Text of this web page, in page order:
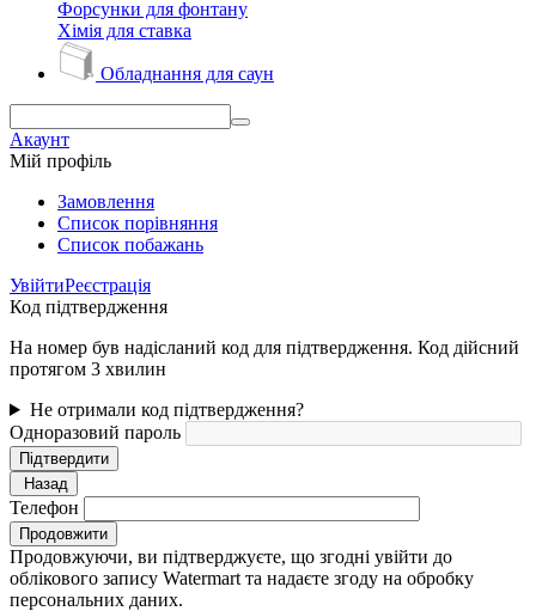
Форсунки для фонтану
Хімія для ставка
Обладнання для саун
Акаунт
Мій профіль
Замовлення
Cписок порівняння
Список побажань
УвійтиРеєстрація
Код підтвердження
На номер був надісланий код для підтвердження. Код дійсний
протягом 3 хвилин
Не отримали код підтвердження?
Одноразовий пароль
Підтвердити
Назад
Телефон
Продовжити
Продовжуючи, ви підтверджуєте, що згодні увійти до
облікового запису Watermart та надаєте згоду на обробку
персональних даних.